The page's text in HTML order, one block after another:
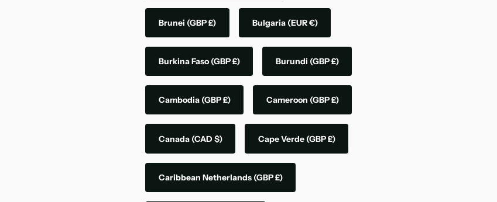
Brunei (GBP £) Bulgaria (EUR €)
Burkina Faso(GBP £) Burundi (GBP £)
Cambodia (GBP £) Cameroon (GBP £)
Canada (CAD $) Cape Verde (GBP £)
Caribbean Netherlands (GBP £)